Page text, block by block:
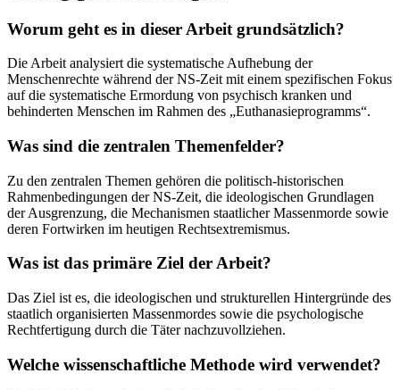
Worum geht es in dieser Arbeit grundsätzlich?
Die Arbeit analysiert die systematische Aufhebung der
Menschenrechte während der NS-Zeit mit einem spezifischen Fokus
auf die systematische Ermordung von psychisch kranken und
behinderten Menschen im Rahmen des „Euthanasieprogramms“.
Was sind die zentralen Themenfelder?
Zu den zentralen Themen gehören die politisch-historischen
Rahmenbedingungen der NS-Zeit, die ideologischen Grundlagen
der Ausgrenzung, die Mechanismen staatlicher Massenmorde sowie
deren Fortwirken im heutigen Rechtsextremismus.
Was ist das primäre Ziel der Arbeit?
Das Ziel ist es, die ideologischen und strukturellen Hintergründe des
staatlich organisierten Massenmordes sowie die psychologische
Rechtfertigung durch die Täter nachzuvollziehen.
Welche wissenschaftliche Methode wird verwendet?